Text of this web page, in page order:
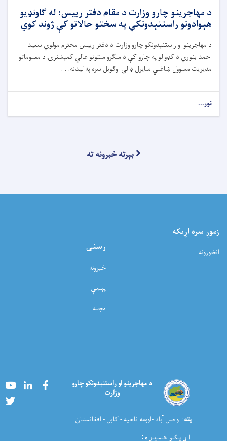
د مهاجرینو چارو وزارت د مقام دفتر رییس: له ګاونډیو
هېوادونو راستنېدونکي په سختو حالاتو کې ژوند کوي
د مهاجرینو او راستنېدونکو چارو وزارت د دفتر رییس محترم مولوي سعید
احمد بنوري د کډوالو په چارو کې د ملګرو ملتونو عالي کمېشنرۍ د معلوماتو
مدیریت مسوول ښاغلي سایرل ډالي اوګوبل سره په لیدنه. . .
نور...
بېرته خبرونه ته
زموږ سره اړيکه
انځورونه رسنۍ
خبرونه
پېښې
مجله
د مهاجرینو او راستنېدونکو چارو
وزارت
YoutubeLinkedInFacebook
پته: واصل آباد -اوومه ناحیه - کابل - افغانستان
اړیکو شمیره: